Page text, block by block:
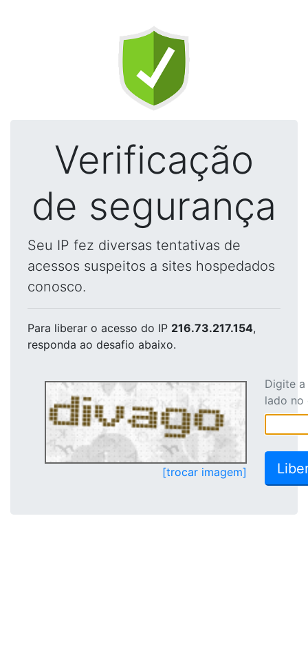
Verificação
de segurança
Seu IP fez diversas tentativas de
acessos suspeitos a sites hospedados
conosco.
Para liberar o acesso do IP 216.73.217.154,
responda ao desafio abaixo.
[trocar imagem]
Digite
lado no